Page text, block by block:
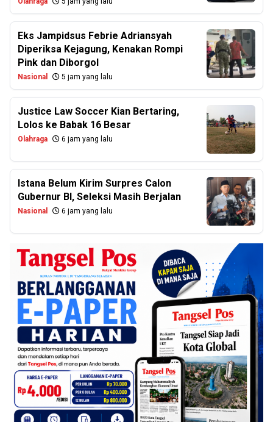
Eks Jampidsus Febrie Adriansyah
Diperiksa Kejagung, Kenakan Rompi
Pink dan Diborgol
Nasional 5 jam yang lalu
Justice Law Soccer Kian Bertaring,
Lolos ke Babak 16 Besar
Olahraga 6 jam yang lalu
Istana Belum Kirim Surpres Calon
Gubernur BI, Seleksi Masih Berjalan
Nasional 6 jam yang lalu